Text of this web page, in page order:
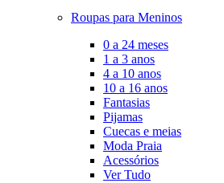
Roupas para Meninos
0 a 24 meses
1 a 3 anos
4 a 10 anos
10 a 16 anos
Fantasias
Pijamas
Cuecas e meias
Moda Praia
Acessórios
Ver Tudo